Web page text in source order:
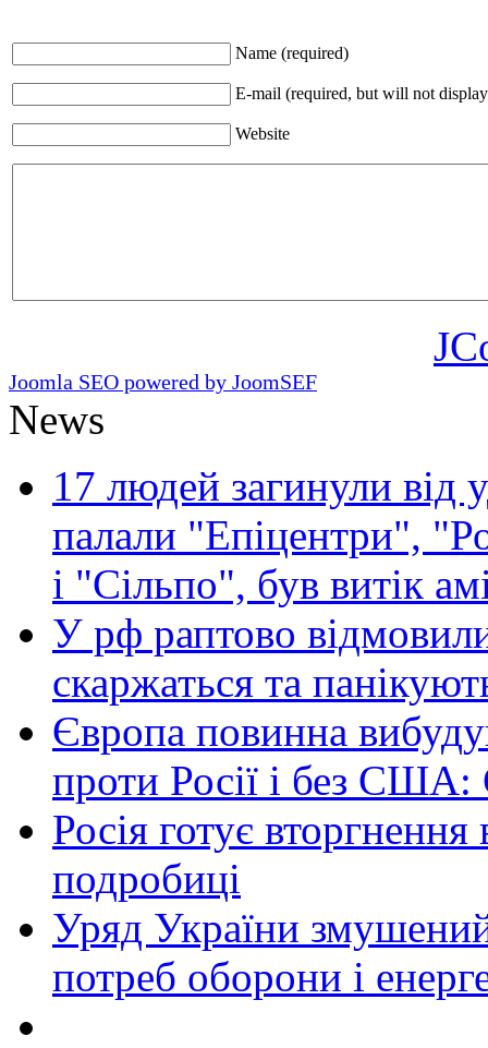
Name (required)
E-mail (required, but will not
Website
Joomla SEO powered by JoomSEF
News
17 людей загинули від
палали "Епіцентри",
і "Сільпо", був витік
У рф раптово
скаржаться та
Європа повинна
проти Росії і без США:
Росія готує вторгнення
подробиці
Уряд України
потреб оборони і